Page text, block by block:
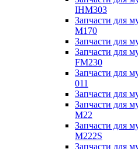
IHM303
Запчасти для
M170
Запчасти для
Запчасти для
FM230
Запчасти для
011
Запчасти для
Запчасти для
M22
Запчасти для
M222S
Запчасти для